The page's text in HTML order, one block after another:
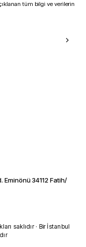
tüm bilgi ve verilerin
Eminönü 34112 Fatih/
saklıdır · Bir İstanbul